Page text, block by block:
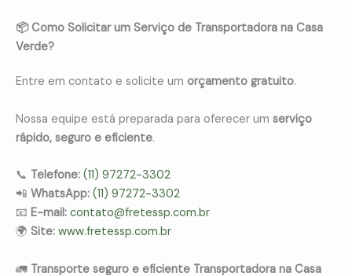
📦 Como Solicitar um Serviço de Transportadora na Casa
Verde?
Entre em contato e solicite um orçamento gratuito.
Nossa equipe está preparada para oferecer um serviço
rápido, seguro e eficiente.
📞 Telefone: (11) 97272-3302
📲 WhatsApp: (11) 97272-3302
📧 E-mail: contato@fretessp.com.br
🌍 Site: www.fretessp.com.br
🚛 Transporte seguro e eficiente Transportadora na Casa